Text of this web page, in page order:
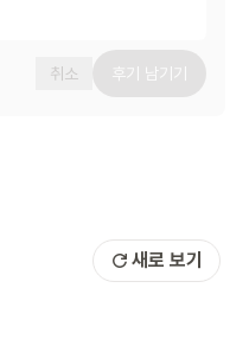
취소 후기 남기기
새로 보기